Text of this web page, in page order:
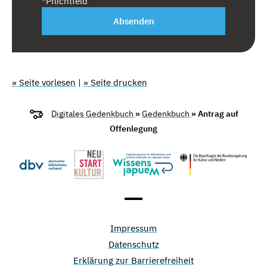
Absenden
» Seite vorlesen | » Seite drucken
Digitales Gedenkbuch »Gedenkbuch » Antrag auf
Offenlegung
Impressum
Datenschutz
Erklärung zur Barrierefreiheit